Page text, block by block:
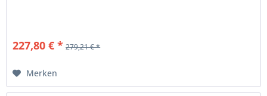
227,80 € * 279,21 € *
Merken